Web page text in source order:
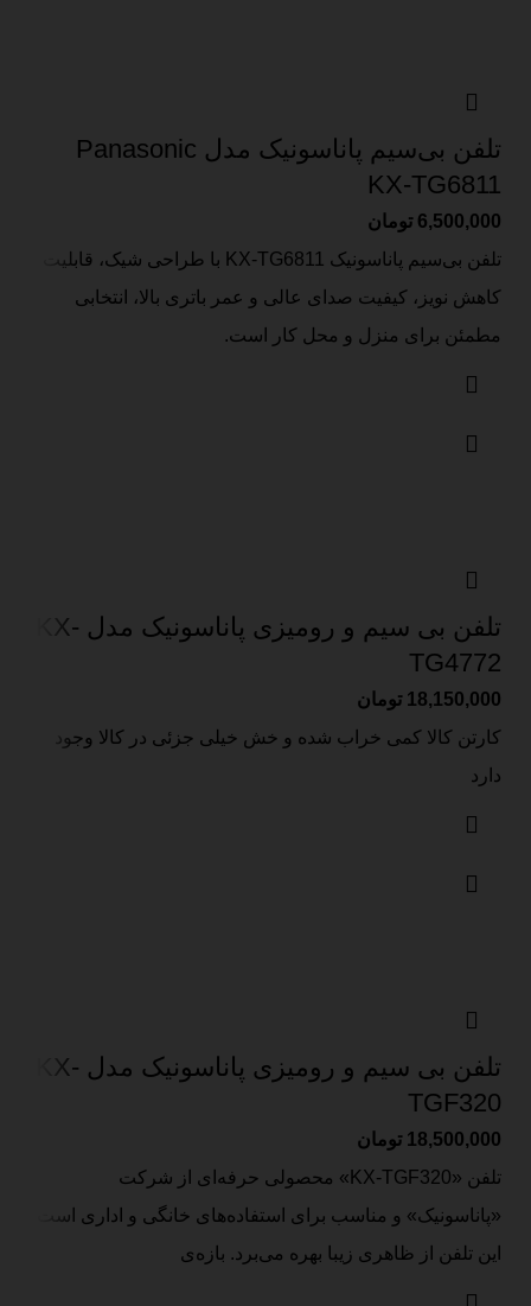
تلفن بی‌سیم پاناسونیک مدل Panasonic
KX-TG6811
6,500,000 تومان
تلفن بی‌سیم پاناسونیک KX-TG6811 با طراحی شیک، قابلیت
کاهش نویز، کیفیت صدای عالی و عمر باتری بالا، انتخابی
مطمئن برای منزل و محل کار است.
تلفن بی سیم و رومیزی پاناسونیک مدل KX-
TG4772
18,150,000 تومان
کارتن کالا کمی خراب شده و خش خیلی جزئی در کالا وجود
دارد
تلفن بی سیم و رومیزی پاناسونیک مدل KX-
TGF320
18,500,000 تومان
تلفن «KX-TGF320» محصولی حرفه‌ای از شرکت
«پاناسونیک» و مناسب برای استفاده‌های خانگی و اداری است.
این تلفن از ظاهری زیبا بهره می‌برد. بازه‌ی